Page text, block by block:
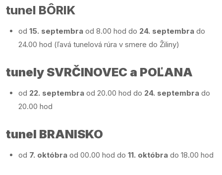
tunel BÔRIK
od 15. septembra od 8.00 hod do 24. septembra do
24.00 hod (ľavá tunelová rúra v smere do Žiliny)
tunely SVRČINOVEC a POĽANA
od 22. septembra od 20.00 hod do 24. septembra do
20.00 hod
tunel BRANISKO
od 7. októbra od 00.00 hod do 11. októbra do 18.00 hod